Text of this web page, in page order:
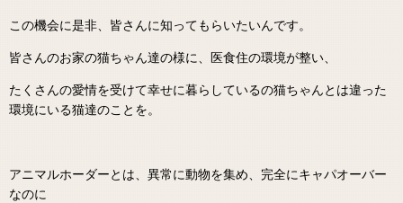
この機会に是非、皆さんに知ってもらいたいんです。
皆さんのお家の猫ちゃん達の様に、医食住の環境が整い、
たくさんの愛情を受けて幸せに暮らしているの猫ちゃんとは違った
環境にいる猫達のことを。
アニマルホーダーとは、異常に動物を集め、完全にキャパオーバー
なのに